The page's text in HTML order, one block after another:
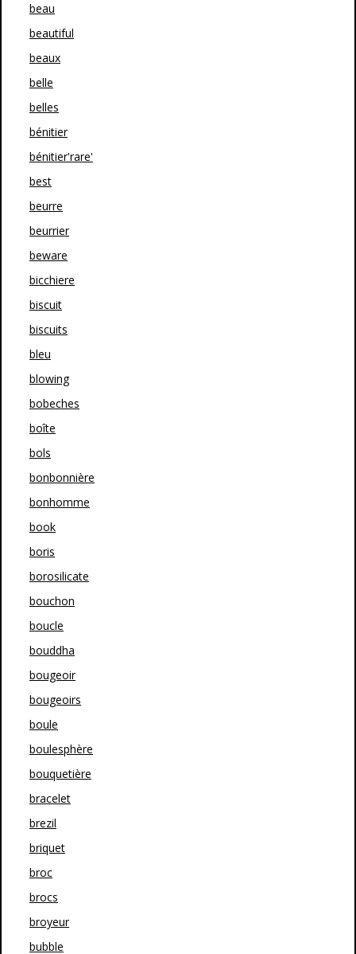
beau
beautiful
beaux
belle
belles
bénitier
bénitier'rare'
best
beurre
beurrier
beware
bicchiere
biscuit
biscuits
bleu
blowing
bobeches
boîte
bols
bonbonnière
bonhomme
book
boris
borosilicate
bouchon
boucle
bouddha
bougeoir
bougeoirs
boule
boulesphère
bouquetière
bracelet
brezil
briquet
broc
brocs
broyeur
bubble